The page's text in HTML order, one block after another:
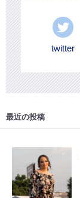
twitter
最近の投稿